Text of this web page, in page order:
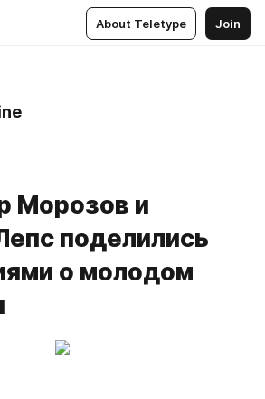
About Teletype Join
Морозов и
поделились
о молодом